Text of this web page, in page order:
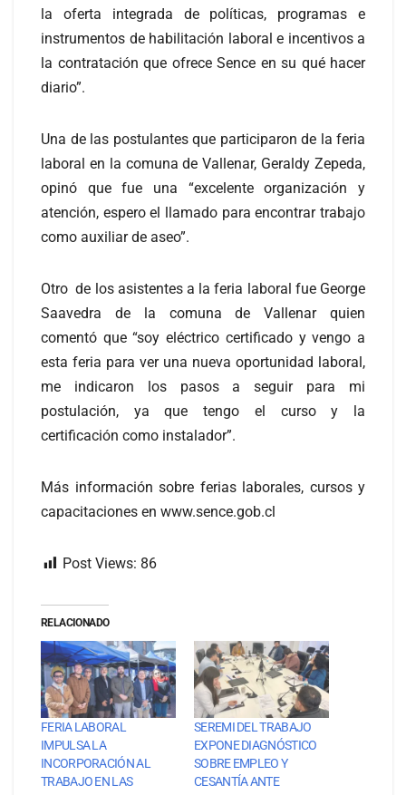
la oferta integrada de políticas, programas e
instrumentos de habilitación laboral e incentivos a
la contratación que ofrece Sence en su qué hacer
diario”.
Una de las postulantes que participaron de la feria
laboral en la comuna de Vallenar, Geraldy Zepeda,
opinó que fue una “excelente organización y
atención, espero el llamado para encontrar trabajo
como auxiliar de aseo”.
Otro de los asistentes a la feria laboral fue George
Saavedra de la comuna de Vallenar quien
comentó que “soy eléctrico certificado y vengo a
esta feria para ver una nueva oportunidad laboral,
me indicaron los pasos a seguir para mi
postulación, ya que tengo el curso y la
certificación como instalador”.
Más información sobre ferias laborales, cursos y
capacitaciones en www.sence.gob.cl
Post Views: 86
RELACIONADO
FERIA LABORAL
IMPULSA LA
INCORPORACIÓN AL
TRABAJO EN LAS
SEREMI DEL TRABAJO
EXPONE DIAGNÓSTICO
SOBRE EMPLEO Y
CESANTÍA ANTE